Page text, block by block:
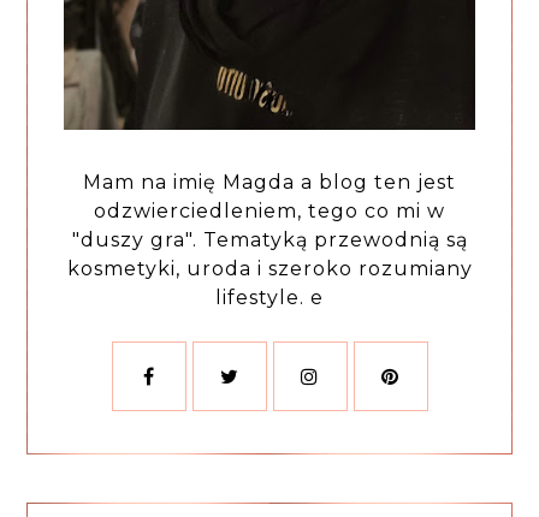
Mam na imię Magda a blog ten jest
odzwierciedleniem, tego co mi w
"duszy gra". Tematyką przewodnią są
kosmetyki, uroda i szeroko rozumiany
lifestyle. e